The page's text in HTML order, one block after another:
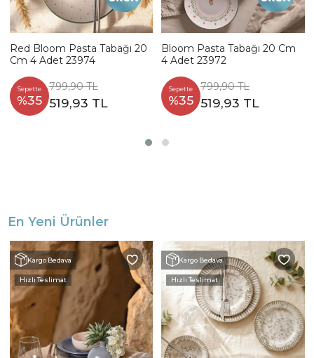
Red Bloom Pasta Tabağı 20
Cm 4 Adet 23974
Sepette
%35
799,90 TL
519,93 TL
Bloom Pasta Tabağı 20 Cm
4 Adet 23972
Sepette
%35
799,90 TL
519,93 TL
En Yeni Ürünler
Kargo Bedava
Hızlı Teslimat
Kargo Bedava
Hızlı Teslimat